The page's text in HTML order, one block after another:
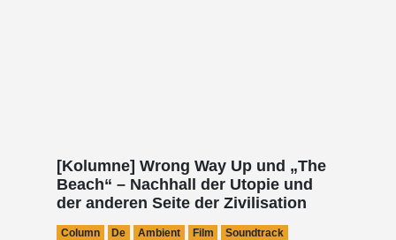
[Kolumne] Wrong Way Up und „The
Beach“ – Nachhall der Utopie und
der anderen Seite der Zivilisation
Column De Ambient Film
Soundtrack